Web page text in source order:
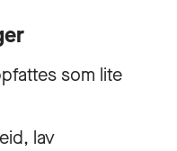
som lite
lav